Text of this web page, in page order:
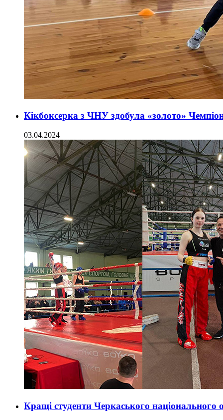
Кікбоксерка з ЧНУ здобула «золото»
03.04.2024
Кращі студенти Черкаського національного